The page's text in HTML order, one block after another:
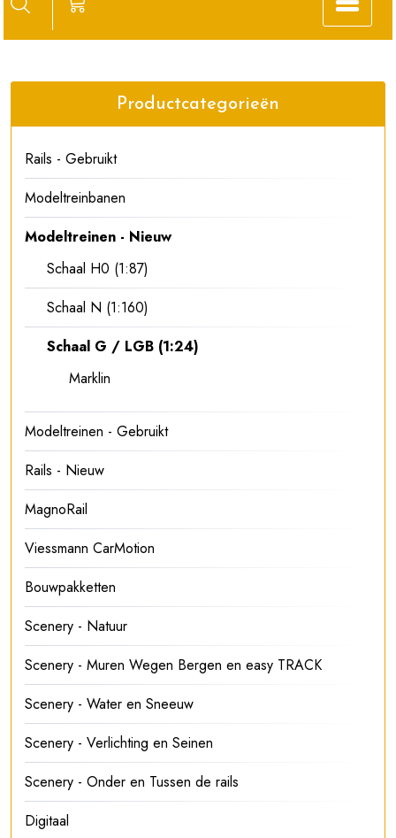
Productcategorieën
Rails - Gebruikt
Modeltreinbanen
Modeltreinen - Nieuw
Schaal H0 (1:87)
Schaal N (1:160)
Schaal G / LGB (1:24)
Marklin
Modeltreinen - Gebruikt
Rails - Nieuw
MagnoRail
Viessmann CarMotion
Bouwpakketten
Scenery - Natuur
Scenery - Muren Wegen Bergen en easy TRACK
Scenery - Water en Sneeuw
Scenery - Verlichting en Seinen
Scenery - Onder en Tussen de rails
Digitaal